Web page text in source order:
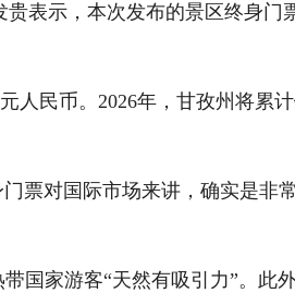
表示，本次发布的景区终身门
人民币。2026年，甘孜州将累
票对国际市场来讲，确实是非
国家游客“天然有吸引力”。此